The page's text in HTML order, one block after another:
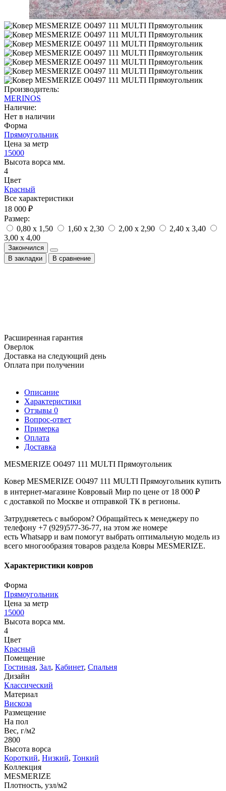
Производитель:
MERINOS
Наличие:
Нет в наличии
Форма
Прямоугольник
Цена за метр
15000
Высота ворса мм.
4
Цвет
Красный
Все характеристики
18 000 ₽
Размер:
0,80 x 1,50
1,60 x 2,30 2,00 x 2,90
2,40 x 3,40
3,00 x 4,00
Закончился
В закладки
В сравнение
Расширенная гарантия
Оверлок
Доставка на следующий день
Оплата при получении
Описание
Характеристики
Отзывы 0
Вопрос-ответ
Примерка
Оплата
Доставка
MESMERIZE O0497 111 MULTI Прямоугольник
Ковер MESMERIZE O0497 111 MULTI Прямоугольник купить
в интернет-магазине Ковровый Мир по цене от 18 000 ₽
с доставкой по Москве и отправкой ТК в регионы.
Затрудняетесь с выбором? Обращайтесь к менеджеру по
телефону +7 (929)577-36-77, на этом же номере
есть Whatsapp и вам помогут выбрать оптимальную модель из
всего многообразия товаров раздела Ковры MESMERIZE.
Характеристики ковров
Форма
Прямоугольник
Цена за метр
15000
Высота ворса мм.
4
Цвет
Красный
Помещение
Гостиная, Зал, Кабинет, Спальня
Дизайн
Классический
Материал
Вискоза
Размещение
На пол
Вес, г/м2
2800
Высота ворса
Короткий, Низкий, Тонкий
Коллекция
MESMERIZE
Плотность, узл/м2